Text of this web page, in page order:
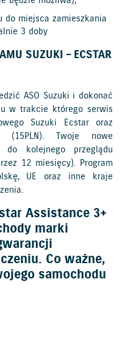
do miejsca zamieszkania
3 doby
SUZUKI – ECSTAR
ASO Suzuki i dokonać
w trakcie którego serwis
Suzuki Ecstar oraz
(15PLN). Twoje nowe
do kolejnego przeglądu
12 miesięcy). Program
UE oraz inne kraje
Assistance 3+
marki
Co ważne,
samochodu